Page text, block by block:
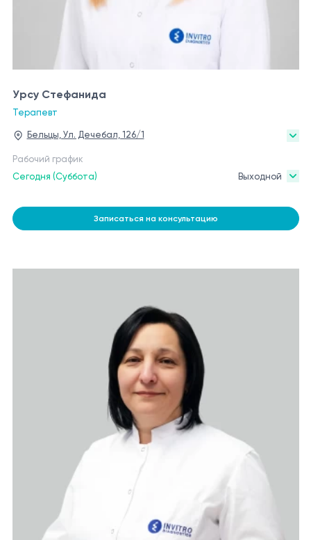
Урсу Стефанида
Терапевт
Бельцы, Ул. Дечебал, 126/1
Рабочий график
Сегодня (Суббота)
Выходной
Записаться на консультацию